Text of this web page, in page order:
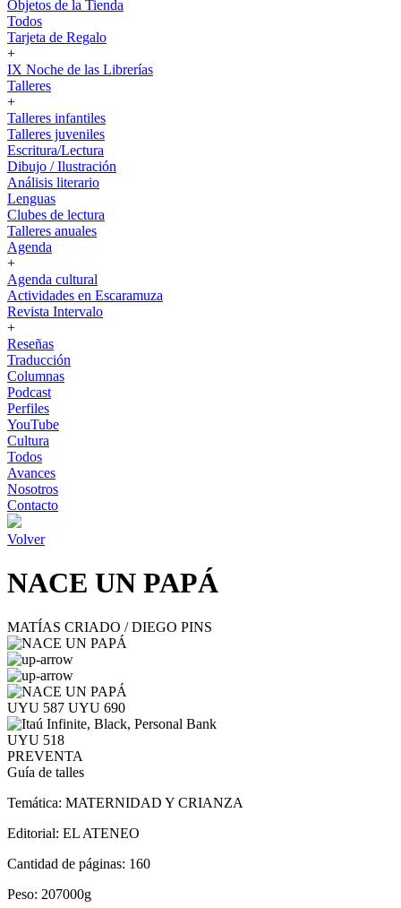
Objetos de la Tienda
Todos
Tarjeta de Regalo
+
IX Noche de las Librerías
Talleres
+
Talleres infantiles
Talleres juveniles
Escritura/Lectura
Dibujo / Ilustración
Análisis literario
Lenguas
Clubes de lectura
Talleres anuales
Agenda
+
Agenda cultural
Actividades en Escaramuza
Revista Intervalo
+
Reseñas
Traducción
Columnas
Podcast
Perfiles
YouTube
Cultura
Todos
Avances
Nosotros
Contacto
Volver
NACE UN PAPÁ
MATÍAS CRIADO / DIEGO PINS
UYU 587 UYU 690
UYU 518
PREVENTA
Guía de talles
Temática: MATERNIDAD Y CRIANZA
Editorial: EL ATENEO
Cantidad de páginas: 160
Peso: 207000g